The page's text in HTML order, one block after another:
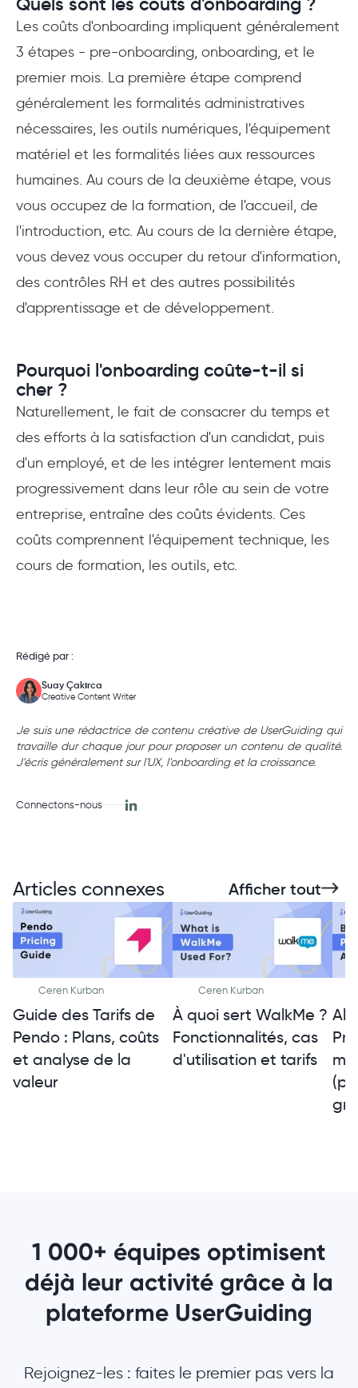
Les coûts d'onboarding impliquent généralement
3 étapes - pre-onboarding, onboarding, et le
premier mois. La première étape comprend
généralement les formalités administratives
nécessaires, les outils numériques, l'équipement
matériel et les formalités liées aux ressources
humaines. Au cours de la deuxième étape, vous
vous occupez de la formation, de l'accueil, de
l'introduction, etc. Au cours de la dernière étape,
vous devez vous occuper du retour d'information,
des contrôles RH et des autres possibilités
d'apprentissage et de développement.
Pourquoi l'onboarding coûte-t-il si
cher ?
Naturellement, le fait de consacrer du temps et
des efforts à la satisfaction d'un candidat, puis
d'un employé, et de les intégrer lentement mais
progressivement dans leur rôle au sein de votre
entreprise, entraîne des coûts évidents. Ces
coûts comprennent l'équipement technique, les
cours de formation, les outils, etc.
Rédigé par :
Suay Çakırca
Creative Content Writer
Je suis une rédactrice de contenu créative de UserGuiding qui
travaille dur chaque jour pour proposer un contenu de qualité.
J'écris généralement sur l'UX, l'onboarding et la croissance.
Connectons-nous
Articles connexes Afficher tout
Ceren Kurban
Guide des Tarifs de
Pendo : Plans, coûts
et analyse de la
valeur
Ceren Kurban
À quoi sert WalkMe ?
Fonctionnalités, cas
d'utilisation et tarifs
1 000+ équipes optimisent
déjà leur activité grâce à la
plateforme UserGuiding
Rejoignez-les : faites le premier pas vers la